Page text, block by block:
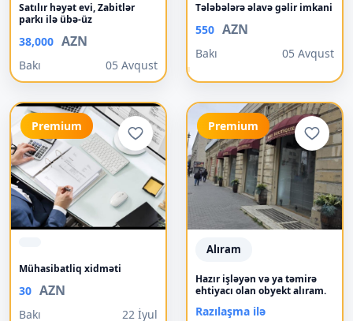
Satılır həyət evi, Zabitlər
parkı ilə übə-üz
38,000 AZN
Bakı 05 Avqust
Tələbələrə əlavə gəlir imkani
550 AZN
Bakı 05 Avqust
Premium
Mühasibatliq xidməti
30 AZN
Bakı 22 İyul
Premium
Alıram
Hazır işləyən və ya təmirə
ehtiyacı olan obyekt alıram.
Razılaşma ilə